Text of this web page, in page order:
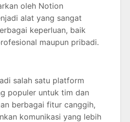
oleh Notion
alat yang sangat
keperluan, baik
maupun pribadi.
salah satu platform
populer untuk tim dan
berbagai fitur canggih,
komunikasi yang lebih